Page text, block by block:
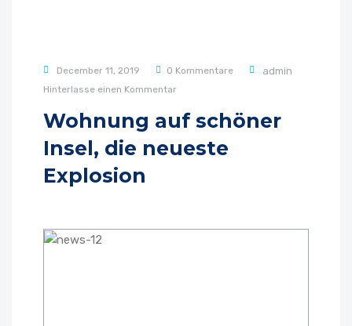
December 11, 2019 0 Kommentare admin
Hinterlasse einen Kommentar
Wohnung auf schöner
Insel, die neueste
Explosion